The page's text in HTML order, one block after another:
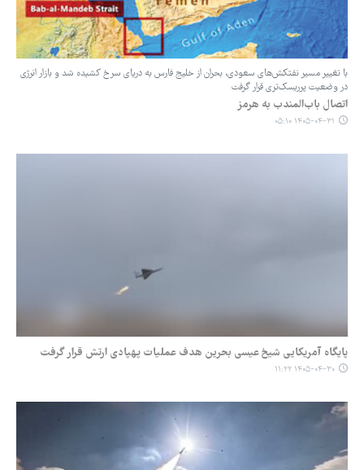
با تغییر مسیر نفتکش‌های سعودی، بحران از خلیج فارس به دریای سرخ کشیده شد و بازار انرژی
در وضعیت پرریسک‌تری قرار گرفت
اتصال باب‌المندب به هرمز
۱۴۰۵-۰۴-۳۱ ۰۵:۱۰
پایگاه آمریکایی شیخ عیسی بحرین هدف عملیات پهپادی ارتش قرار گرفت
۱۴۰۵-۰۴-۳۰ ۱۱:۲۲